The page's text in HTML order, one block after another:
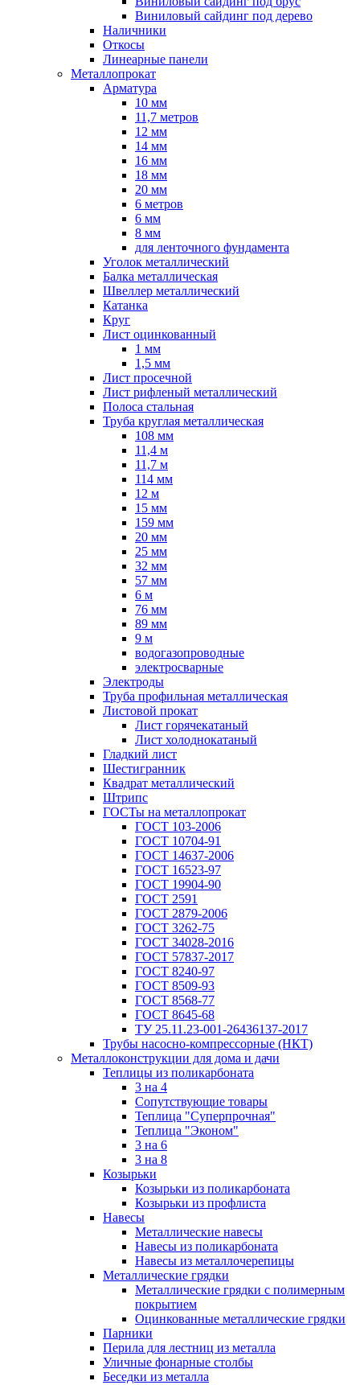
Виниловый сайдинг под дерево
Наличники
Откосы
Линеарные панели
Металлопрокат
Арматура
10 мм
11,7 метров
12 мм
14 мм
16 мм
18 мм
20 мм
6 метров
6 мм
8 мм
для ленточного фундамента
Уголок металлический
Балка металлическая
Швеллер металлический
Катанка
Круг
Лист оцинкованный
1 мм
1,5 мм
Лист просечной
Лист рифленый металлический
Полоса стальная
Труба круглая металлическая
108 мм
11,4 м
11,7 м
114 мм
12 м
15 мм
159 мм
20 мм
25 мм
32 мм
57 мм
6 м
76 мм
89 мм
9 м
водогазопроводные
электросварные
Электроды
Труба профильная металлическая
Листовой прокат
Лист горячекатаный
Лист холоднокатаный
Гладкий лист
Шестигранник
Квадрат металлический
Штрипс
ГОСТы на металлопрокат
ГОСТ 103-2006
ГОСТ 10704-91
ГОСТ 14637-2006
ГОСТ 16523-97
ГОСТ 19904-90
ГОСТ 2591
ГОСТ 2879-2006
ГОСТ 3262-75
ГОСТ 34028-2016
ГОСТ 57837-2017
ГОСТ 8240-97
ГОСТ 8509-93
ГОСТ 8568-77
ГОСТ 8645-68
ТУ 25.11.23-001-26436137-2017
Трубы насосно-компрессорные (НКТ)
Металлоконструкции для дома и дачи
Теплицы из поликарбоната
3 на 4
Сопутствующие товары
Теплица "Суперпрочная"
Теплица "Эконом"
3 на 6
3 на 8
Козырьки
Козырьки из поликарбоната
Козырьки из профлиста
Навесы
Металлические навесы
Навесы из поликарбоната
Навесы из металлочерепицы
Металлические грядки
Металлические грядки с полимерным
покрытием
Оцинкованные металлические грядки
Парники
Перила для лестниц из металла
Уличные фонарные столбы
Беседки из металла